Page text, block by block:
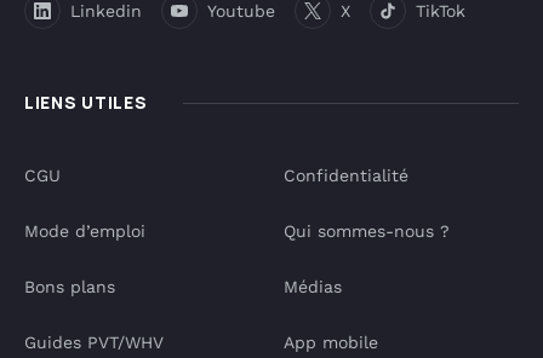
Linkedin Youtube X TikTok
LIENS UTILES
CGU
Mode d’emploi
Bons plans
Guides PVT/WHV
Confidentialité
Qui sommes-nous ?
Médias
App mobile